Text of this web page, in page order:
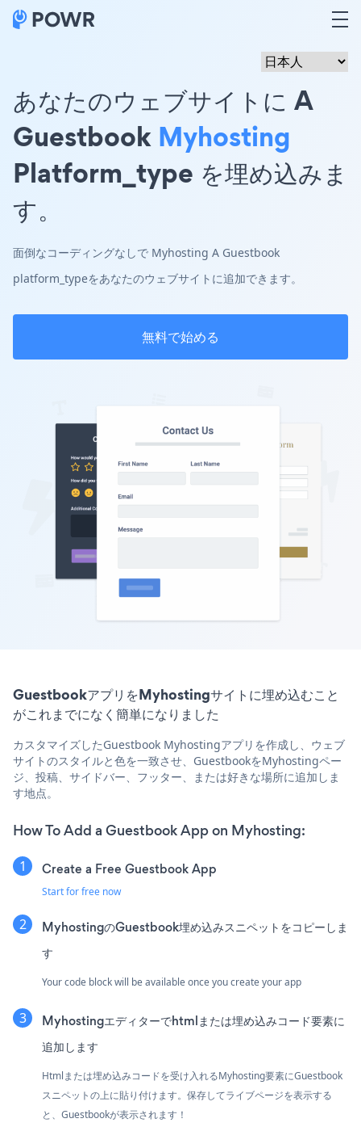
あなたのウェブサイトに A
Guestbook Myhosting
Platform_type を埋め込みま
す。
面倒なコーディングなしで Myhosting A Guestbook
platform_typeをあなたのウェブサイトに追加できます。
無料で始める
GuestbookアプリをMyhostingサイトに埋め込むこと
がこれまでになく簡単になりました
カスタマイズしたGuestbook Myhostingアプリを作成し、ウェブ
サイトのスタイルと色を一致させ、GuestbookをMyhostingペー
ジ、投稿、サイドバー、フッター、または好きな場所に追加しま
す地点。
How To Add a Guestbook App on Myhosting:
Create a Free Guestbook App
Start for free now
MyhostingのGuestbook埋め込みスニペットをコピーしま
す
Your code block will be available once you create your app
Myhostingエディターでhtmlまたは埋め込みコード要素に
追加します
Htmlまたは埋め込みコードを受け入れるMyhosting要素にGuestbook
スニペットの上に貼り付けます。保存してライブページを表示する
と、Guestbookが表示されます！